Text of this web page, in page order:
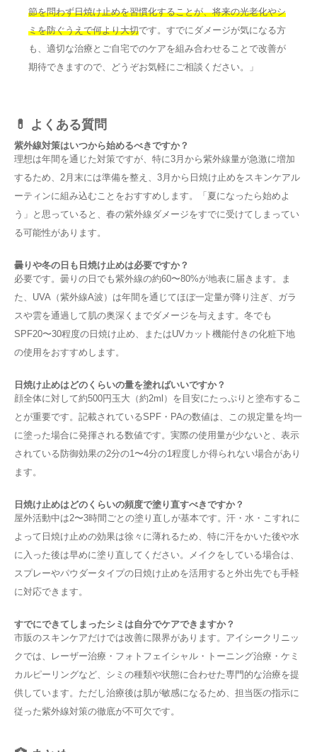
節を問わず日焼け止めを習慣化することが、将来の光老化やシ
ミを防ぐうえで何より大切です。すでにダメージが気になる方
も、適切な治療とご自宅でのケアを組み合わせることで改善が
期待できますので、どうぞお気軽にご相談ください。」
💊 よくある質問
紫外線対策はいつから始めるべきですか？
理想は年間を通じた対策ですが、特に3月から紫外線量が急激に増加
するため、2月末には準備を整え、3月から日焼け止めをスキンケアル
ーティンに組み込むことをおすすめします。「夏になったら始めよ
う」と思っていると、春の紫外線ダメージをすでに受けてしまってい
る可能性があります。
曇りや冬の日も日焼け止めは必要ですか？
必要です。曇りの日でも紫外線の約60〜80%が地表に届きます。ま
た、UVA（紫外線A波）は年間を通じてほぼ一定量が降り注ぎ、ガラ
スや雲を通過して肌の奥深くまでダメージを与えます。冬でも
SPF20〜30程度の日焼け止め、またはUVカット機能付きの化粧下地
の使用をおすすめします。
日焼け止めはどのくらいの量を塗ればいいですか？
顔全体に対して約500円玉大（約2ml）を目安にたっぷりと塗布するこ
とが重要です。記載されているSPF・PAの数値は、この規定量を均一
に塗った場合に発揮される数値です。実際の使用量が少ないと、表示
されている防御効果の2分の1〜4分の1程度しか得られない場合があり
ます。
日焼け止めはどのくらいの頻度で塗り直すべきですか？
屋外活動中は2〜3時間ごとの塗り直しが基本です。汗・水・こすれに
よって日焼け止めの効果は徐々に薄れるため、特に汗をかいた後や水
に入った後は早めに塗り直してください。メイクをしている場合は、
スプレーやパウダータイプの日焼け止めを活用すると外出先でも手軽
に対応できます。
すでにできてしまったシミは自分でケアできますか？
市販のスキンケアだけでは改善に限界があります。アイシークリニッ
クでは、レーザー治療・フォトフェイシャル・トーニング治療・ケミ
カルピーリングなど、シミの種類や状態に合わせた専門的な治療を提
供しています。ただし治療後は肌が敏感になるため、担当医の指示に
従った紫外線対策の徹底が不可欠です。